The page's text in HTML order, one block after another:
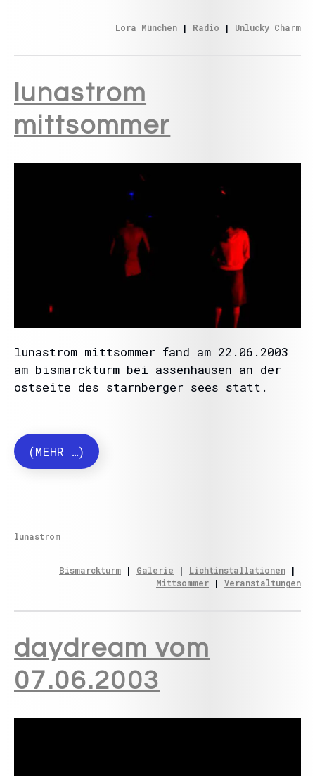
Lora München | Radio | Unlucky Charm
lunastrom
mittsommer
lunastrom mittsommer fand am 22.06.2003
am bismarckturm bei assenhausen an der
ostseite des starnberger sees statt.
(MEHR …)
lunastrom
Bismarckturm | Galerie | Lichtinstallationen
Mittsommer | Veranstaltungen
daydream vom
07.06.2003